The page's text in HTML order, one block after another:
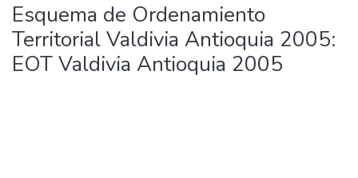
Esquema de Ordenamiento
Territorial Valdivia Antioquia 2005:
EOT Valdivia Antioquia 2005